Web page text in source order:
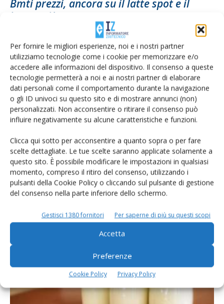
Per fornire le migliori esperienze, noi e i nostri partner
utilizziamo tecnologie come i cookie per memorizzare e/o
accedere alle informazioni del dispositivo. Il consenso a queste
tecnologie permetterà a noi e ai nostri partner di elaborare
dati personali come il comportamento durante la navigazione
o gli ID univoci su questo sito e di mostrare annunci (non)
personalizzati. Non acconsentire o ritirare il consenso può
influire negativamente su alcune caratteristiche e funzioni.
Clicca qui sotto per acconsentire a quanto sopra o per fare
scelte dettagliate. Le tue scelte saranno applicate solamente a
questo sito. È possibile modificare le impostazioni in qualsiasi
momento, compreso il ritiro del consenso, utilizzando i
pulsanti della Cookie Policy o cliccando sul pulsante di gestione
del consenso nella parte inferiore dello schermo.
Gestisci 1380 fornitori Per saperne di più su questi scopi
Accetta
Preferenze
Cookie Policy Privacy Policy
Bmti prezzi, ancora su il latte spot e il
burro, giù...
3 Giugno 2026
Bmti listini, ancora rialzi per il latte spot,
stabilità per formaggi...
Di Teresa Orsetti 26 Maggio 2026